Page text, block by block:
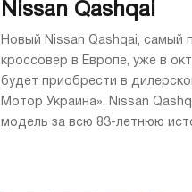
Nissan Qashqai
Новый Nissan Qashqai, самый
кроссовер в Европе, уже в
будет приобрести в
Мотор Украина». Nissan
модель за всю 83-летнюю